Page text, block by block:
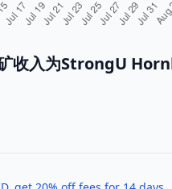
收入为StrongU